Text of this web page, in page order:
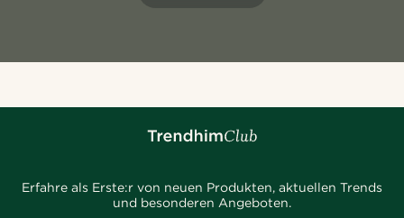
Erfahre als Erste:r von neuen Produkten, aktuellen Trends
und besonderen Angeboten.